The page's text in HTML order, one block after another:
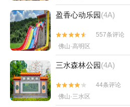
盈香心动乐园(4A)


557条评论
佛山·高明区
三水森林公园(4A)


44条评论
佛山·三水区